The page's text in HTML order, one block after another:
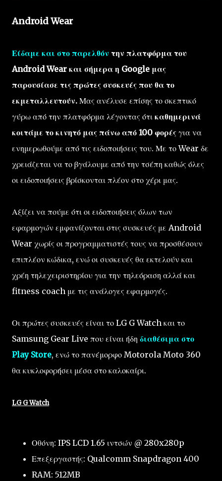
Android Wear
Είδαμε και στο παρελθόν την πλατφόρμα του
Android Wear και σήμερα η Google μας
παρουσίασε τις πρώτες συσκευές που θα το
εκμεταλλευτούν. Μας ανέλυσε επίσης το σκεπτικό
γύρω από την πλατφόρμα λέγοντας ότι καθημερινά
κοιτάμε το κινητό μας πάνω από 100 φορές για να
ενημερωθούμε από τις ειδοποιήσεις του. Με το Wear δε
χρειάζεται να το βγάλουμε από την τσέπη καθώς όλες
οι ειδοποιήσεις βρίσκονται πλέον στο χέρι μας.
Αξίζει να πούμε ότι οι ειδοποιήσεις όλων των
εφαρμογών εμφανίζονται στις συσκευές με Android
Wear χωρίς οι προγραμματιστές τους να προσθέσουν
επιπλέον κώδικα, ενώ οι συσκευές θα εκτελούν και
χρέη τηλεχειριστηρίου για την τηλεόραση αλλά και
fitness coach με τις ανάλογες εφαρμογές.
Οι πρώτες συσκευές είναι το LG G Watch και το
Samsung Gear Live που είναι ήδη διαθέσιμα στο
Play Store, ενώ το πανέμορφο Motorola Moto 360
θα κυκλοφορήσει μέσα στο καλοκαίρι.
LG G Watch
Οθόνη: IPS LCD 1.65 ιντσών @ 280x280p
Επεξεργαστής: Qualcomm Snapdragon 400
RAM: 512MB